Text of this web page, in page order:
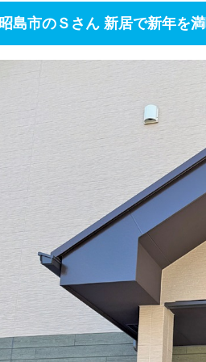
昭島市のＳさん 新居で新年を